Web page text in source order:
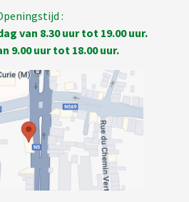
:
van 8.30 uur tot 19.00 uur.
9.00 uur tot 18.00 uur.